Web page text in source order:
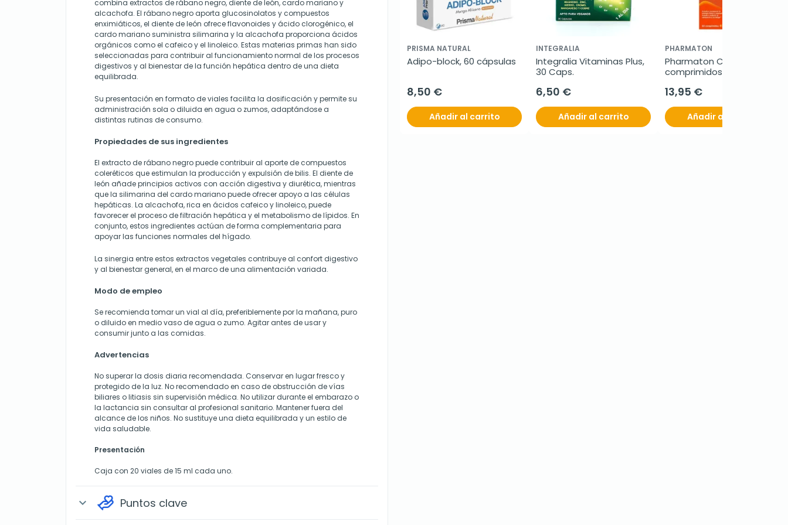
combina extractos de rábano negro, diente de león, cardo mariano y
alcachofa. El rábano negro aporta glucosinolatos y compuestos
enximiáticos, el diente de león ofrece flavonoides y ácido clorogénico, el
cardo mariano suministra silimarina y la alcachofa proporciona ácidos
orgánicos como el cafeico y el linoleico. Estas materias primas han sido
seleccionadas para contribuir al funcionamiento normal de los procesos
digestivos y al bienestar de la función hepática dentro de una dieta
equilibrada.
Su presentación en formato de viales facilita la dosificación y permite su
administración sola o diluida en agua o zumos, adaptándose a
distintas rutinas de consumo.
Propiedades de sus ingredientes
El extracto de rábano negro puede contribuir al aporte de compuestos
coleréticos que estimulan la producción y expulsión de bilis. El diente de
león añade principios activos con acción digestiva y diurética, mientras
que la silimarina del cardo mariano puede ofrecer apoyo a las células
hepáticas. La alcachofa, rica en ácidos cafeico y linoleico, puede
favorecer el proceso de filtración hepática y el metabolismo de lípidos. En
conjunto, estos ingredientes actúan de forma complementaria para
apoyar las funciones normales del hígado.
La sinergia entre estos extractos vegetales contribuye al confort digestivo
y al bienestar general, en el marco de una alimentación variada.
Modo de empleo
Se recomienda tomar un vial al día, preferiblemente por la mañana, puro
o diluido en medio vaso de agua o zumo. Agitar antes de usar y
consumir junto a las comidas.
Advertencias
No superar la dosis diaria recomendada. Conservar en lugar fresco y
protegido de la luz. No recomendado en caso de obstrucción de vías
biliares o litiasis sin supervisión médica. No utilizar durante el embarazo o
la lactancia sin consultar al profesional sanitario. Mantener fuera del
alcance de los niños. No sustituye una dieta equilibrada y un estilo de
vida saludable.
Presentación
Caja con 20 viales de 15 ml cada uno.
expand_more Puntos clave
PRISMA NATURAL
Adipo-block, 60 cápsulas
8,50 €
Añadir al carrito
INTEGRALIA
Integralia Vitaminas Plus,
30 Caps.
6,50 €
Añadir al carrito
PHARMATON
Pharmaton Complex, 60
comprimidos
13,95 €
Añadir al carrito